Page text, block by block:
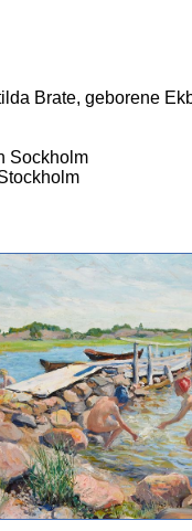
Brate, geborene
Sockholm